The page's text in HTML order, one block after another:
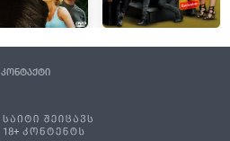
კონტაქტი